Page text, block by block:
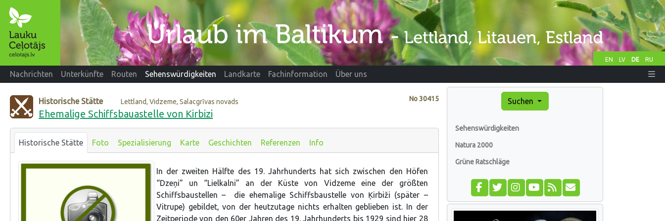
EN LV DE RU
Nachrichten Unterkünfte Routen Sehenswürdigkeiten Landkarte Fachinformation Über uns
No30415
Historische Stätte Lettland, Vidzeme, Salacgrīvas novads
Ehemalige Schiffsbauastelle von Kirbizi
Historische Stätte Foto Spezialisierung Karte Geschichten Referenzen Info
In der zweiten Hälfte des 19. Jahrhunderts hat sich zwischen den Höfen
“Dzeņi” un “Lielkalni” an der Küste von Vidzeme eine der größten
Schiffsbaustellen – die ehemalige Schiffsbaustelle von Ķirbiži (später –
Vitrupe) gebildet, von der heutzutage nichts erhalten geblieben ist. In der
Zeitperiode von den 60er Jahren des 19. Jahrhunderts bis 1929 sind hier 28
Suchen
Sehenswürdigkeiten
Natura 2000
Grüne Ratschläge